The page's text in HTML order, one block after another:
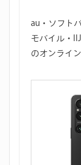
au・ソフト
モバイル・
のオンライ